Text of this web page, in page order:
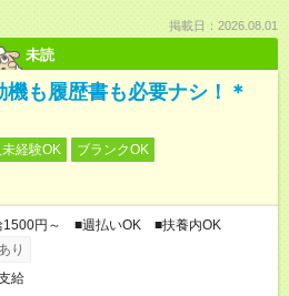
掲載日：2026.08.01
未読
も履歴書も必要ナシ！＊
経験OK
ブランクOK
1500円～ ■週払いOK ■扶養内OK
り
給